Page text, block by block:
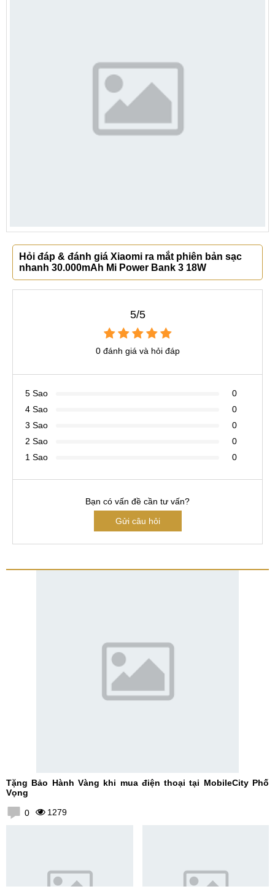
Hỏi đáp & đánh giá Xiaomi ra mắt phiên bản sạc
nhanh 30.000mAh Mi Power Bank 3 18W
5/5
0 đánh giá và hỏi đáp
5 Sao
0
4 Sao
0
3 Sao
0
2 Sao
0
1 Sao
0
Bạn có vấn đề cần tư vấn?
Gửi câu hỏi
Tặng Bảo Hành Vàng khi mua điện thoại tại MobileCity Phố
Vọng
0 1279